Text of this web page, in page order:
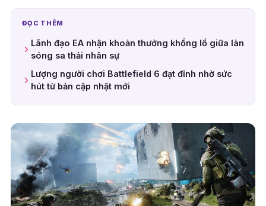
ĐỌC THÊM
Lãnh đạo EA nhận khoản thưởng khổng lồ giữa làn
sóng sa thải nhân sự
Lượng người chơi Battlefield 6 đạt đỉnh nhờ sức
hút từ bản cập nhật mới